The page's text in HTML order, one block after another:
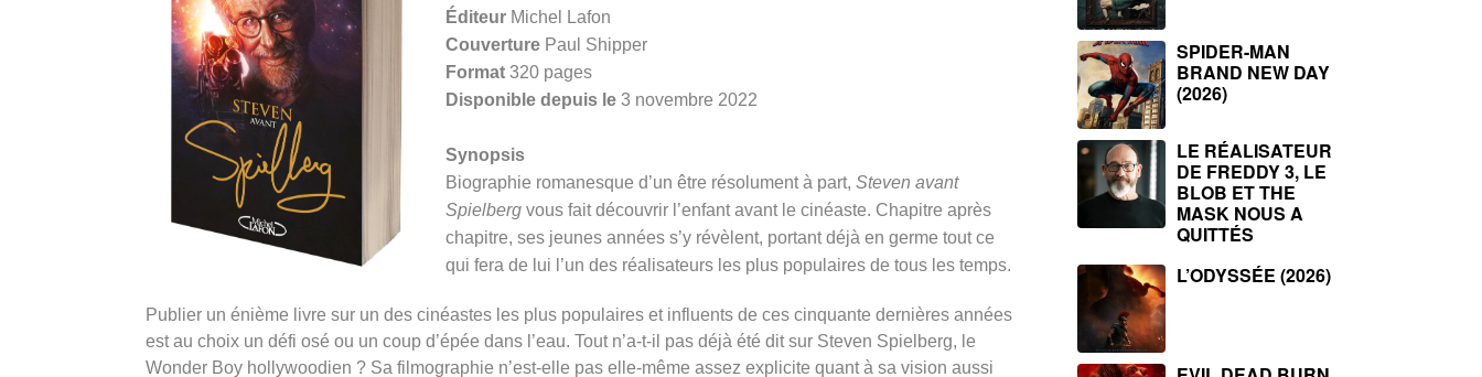
Éditeur Michel Lafon
Couverture Paul Shipper
Format 320 pages
Disponible depuis le 3 novembre 2022
Synopsis
Biographie romanesque d’un être résolument à part, Steven avant
Spielbergvous fait découvrir l’enfant avant le cinéaste. Chapitre après
chapitre, ses jeunes années s’y révèlent, portant déjà en germe tout ce
qui fera de lui l’un des réalisateurs les plus populaires de tous les temps.
Publier un énième livre sur un des cinéastes les plus populaires et influents de ces cinquante dernières années
est au choix un défi osé ou un coup d’épée dans l’eau. Tout n’a-t-il pas déjà été dit sur Steven Spielberg, le
Wonder Boy hollywoodien ? Sa filmographie n’est-elle pas elle-même assez explicite quant à sa vision aussi
SPIDER-MAN
BRAND NEW DAY
(2026)
LE RÉALISATEUR
DE FREDDY 3, LE
BLOB ET THE
MASK NOUS A
QUITTÉS
L’ODYSSÉE (2026)